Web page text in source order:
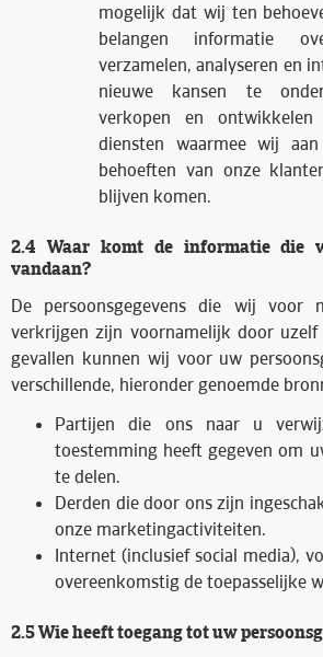
mogelijk dat wij ten
belangen informatie
verzamelen, analyseren en
nieuwe kansen te
verkopen en
diensten waarmee wij
behoeften van onze
blijven komen.
2.4 Waar komt de informatie die
vandaan?
De persoonsgegevens die wij voor
verkrijgen zijn voornamelijk door
gevallen kunnen wij voor uw
verschillende, hieronder genoemde
Partijen die ons naar u
toestemming heeft gegeven om
te delen.
Derden die door ons zijn
onze marketingactiviteiten.
Internet (inclusief social media),
overeenkomstig de toepasselijke
2.5 Wie heeft toegang tot uw